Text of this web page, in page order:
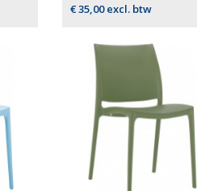
€ 35,00 excl. btw